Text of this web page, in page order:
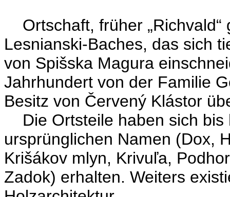
Ortschaft, früher „Richvald“
Lesnianski-Baches, das sich
von Spišska Magura
Jahrhundert von der Familie
Besitz von Červený Klástor
Die Ortsteile haben sich bis
ursprünglichen Namen (Dox,
Krišákov mlyn, Krivuľa,
Zadok) erhalten. Weiters